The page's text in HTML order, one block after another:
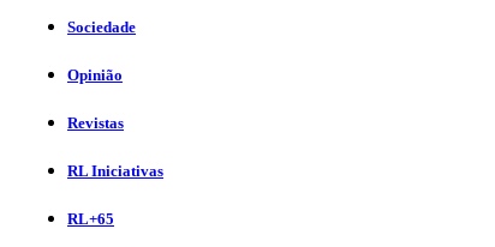
Sociedade
Opinião
Revistas
RL Iniciativas
RL+65